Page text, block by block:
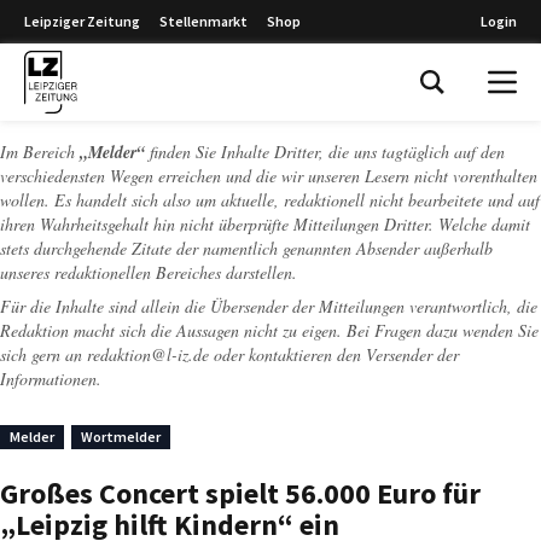
Leipziger Zeitung Stellenmarkt Shop Login
Im Bereich „Melder“ finden Sie Inhalte Dritter, die uns tagtäglich auf den
verschiedensten Wegen erreichen und die wir unseren Lesern nicht vorenthalten
wollen. Es handelt sich also um aktuelle, redaktionell nicht bearbeitete und auf
ihren Wahrheitsgehalt hin nicht überprüfte Mitteilungen Dritter. Welche damit
stets durchgehende Zitate der namentlich genannten Absender außerhalb
unseres redaktionellen Bereiches darstellen.
Für die Inhalte sind allein die Übersender der Mitteilungen verantwortlich, die
Redaktion macht sich die Aussagen nicht zu eigen. Bei Fragen dazu wenden Sie
sich gern an redaktion@l-iz.de oder kontaktieren den Versender der
Informationen.
Melder Wortmelder
Großes Concert spielt 56.000 Euro für
„Leipzig hilft Kindern“ ein